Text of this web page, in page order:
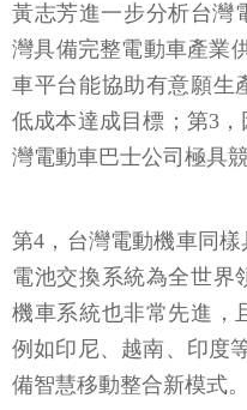
黃志芳進一步分析台灣
灣具備完整電動車產業
車平台能協助有意願生
低成本達成目標；第3
灣電動車巴士公司極具競
第4，台灣電動機車同
電池交換系統為全世界
機車系統也非常先進，
例如印尼、越南、印度
備智慧移動整合新模式。